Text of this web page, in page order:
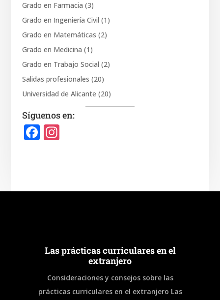
Grado en Farmacia (3)
Grado en Ingeniería Civil (1)
Grado en Matemáticas (2)
Grado en Medicina (1)
Grado en Trabajo Social (2)
Salidas profesionales (20)
Universidad de Alicante (20)
Síguenos en:
F
b
k
In
a
Las prácticas curriculares en el
extranjero
Consideraciones y consejos sobre las
prácticas curriculares en el extranjero Las